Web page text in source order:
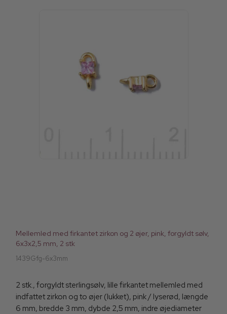
Mellemled med firkantet zirkon og 2 øjer, pink, forgyldt sølv,
6x3x2,5 mm, 2 stk
1439Gfg-6x3mm
2 stk., forgyldt sterlingsølv, lille firkantet mellemled med
indfattet zirkon og to øjer (lukket), pink / lyserød, længde
6 mm, bredde 3 mm, dybde 2,5 mm, indre øjediameter